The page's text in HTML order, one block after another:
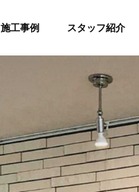
施工事例 スタッフ紹介